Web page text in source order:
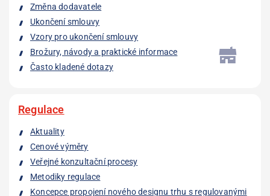
Změna dodavatele
Ukončení smlouvy
Vzory pro ukončení smlouvy
Brožury, návody a praktické informace
Často kladené dotazy
Regulace
Aktuality
Cenové výměry
Veřejné konzultační procesy
Metodiky regulace
Koncepce propojení nového designu trhu s regulovanými